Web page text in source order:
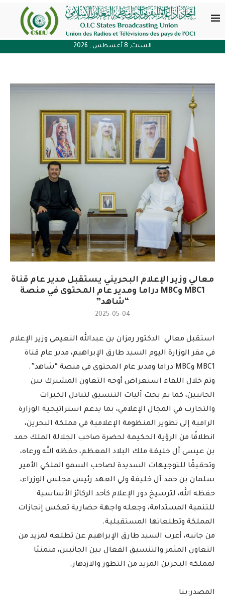
السبت, 8 أغسطس , 2026
معالي وزير الإعلام البحريني يستقبل مدير عام قناة
MBC1 وMBC دراما ومدير عام المحتوى في منصة
“شاهد”
2025-05-04
استقبل معالي الدكتور رمزان بن عبدالله النعيمي وزير الإعلام
في مقر الوزارة اليوم السيد طارق الإبراهيم، مدير عام قناة
MBC1 وMBC دراما ومدير عام المحتوى في منصة “شاهد”.
وتم خلال اللقاء استعراض أوجه التعاون المشترك بين
الجانبين، كما تم بحث آليات التنسيق لتبادل الخبرات
والتجارب في المجال الإعلامي، بما يدعم استراتيجية الوزارة
الرامية إلى تطوير المنظومة الإعلامية في مملكة البحرين،
انطلاقًا من الرؤية الحكيمة لحضرة صاحب الجلالة الملك حمد
بن عيسى آل خليفة ملك البلاد المعظم، حفظه الله ورعاه،
وتحقيقًا للتوجيهات السديدة لصاحب السمو الملكي الأمير
سلمان بن حمد آل خليفة ولي العهد رئيس مجلس الوزراء،
حفظه الله، لترسيخ دور الإعلام كأحد الركائز الأساسية
للتنمية المستدامة، وجعله واجهة حضارية تعكس إنجازات
المملكة وتطلعاتها المستقبلية.
من جانبه، أعرب السيد طارق الإبراهيم عن تطلعه لمزيد من
التعاون المثمر والتنسيق الفعال بين الجانبين، متمنيًا
لمملكة البحرين المزيد من التطور والازدهار.
المصدر:بنا